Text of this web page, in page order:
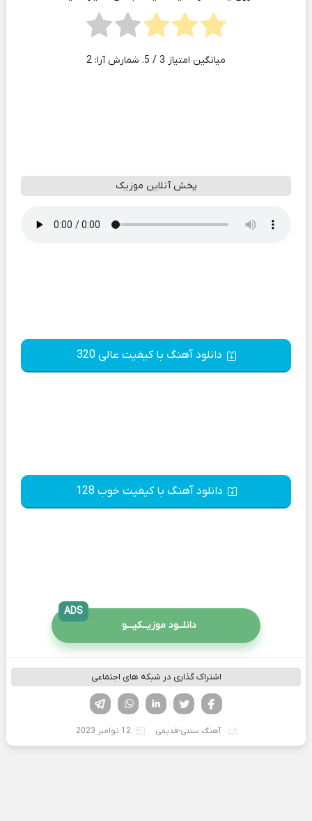
میانگین امتیاز 3 / 5. شمارش آرا: 2
پخش آنلاین موزیک
دانلود آهنگ با کیفیت عالی 320
دانلود آهنگ با کیفیت خوب 128
دانلــود موزیــکیـــو
ADS
اشتراک گذاری در شبکه های اجتماعی
لینکدین تویتر
فیسوک
آهنگ سنتی-قدیمی 12 نوامبر 2023